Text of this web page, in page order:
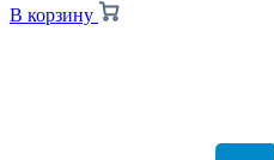
В корзину